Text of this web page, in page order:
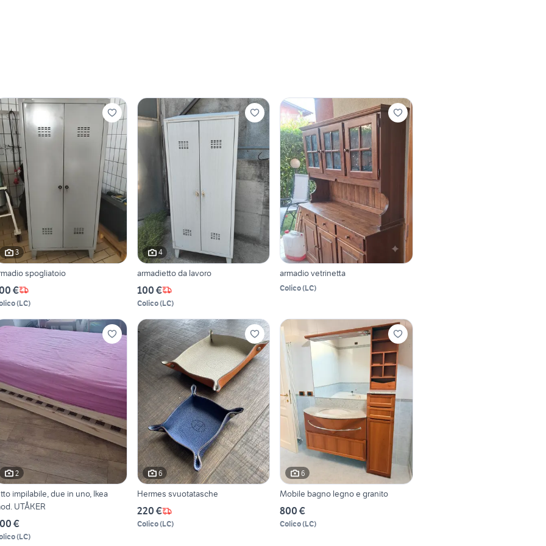
3
spogliatoio
€
(LC)
4
armadietto da lavoro
100 €
Colico(LC)
armadio vetrinetta
Colico(LC)
2
impilabile, due in uno, Ikea
UTÅKER
€
(LC)
6
Hermes svuotatasche
220 €
Colico(LC)
6
Mobile bagno legno e granito
800 €
Colico(LC)